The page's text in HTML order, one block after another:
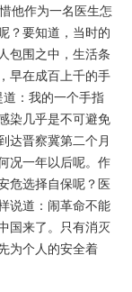
他作为一名医生怎
？要知道，当时的
包围之中，生活条
早在成百上千的手
道：我的一个手指
染几乎是不可避免
达晋察冀第二个月
况一年以后呢。作
危选择自保呢？医
说道：闹革命不能
国来了。只有消灭
为个人的安全着